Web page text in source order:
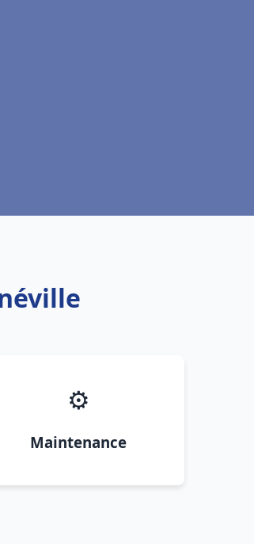
⚙️
Maintenance